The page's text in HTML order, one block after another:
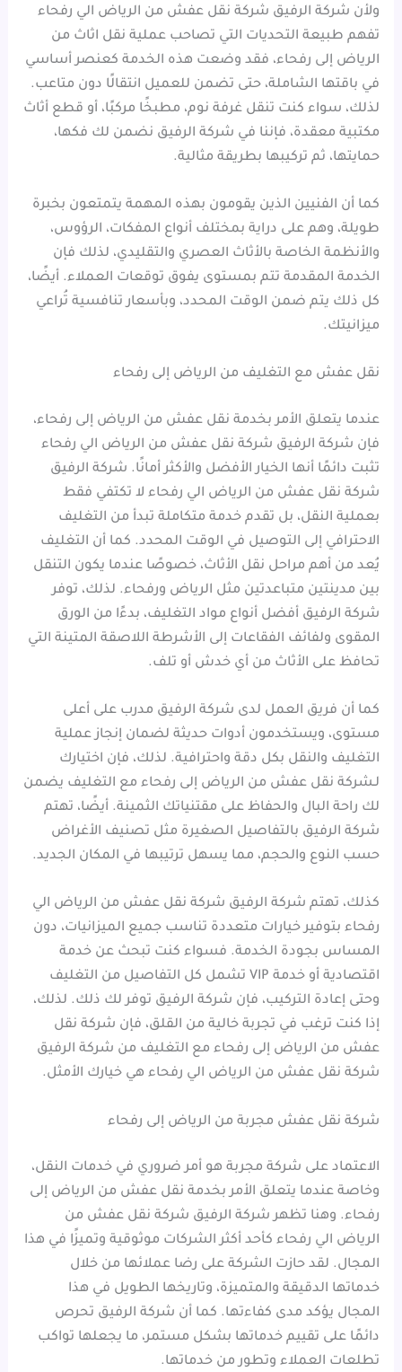
ولأن شركة الرفيق شركة نقل عفش من الرياض الي رفحاء
تفهم طبيعة التحديات التي تصاحب عملية نقل اثاث من
الرياض إلى رفحاء، فقد وضعت هذه الخدمة كعنصر أساسي
في باقتها الشاملة، حتى تضمن للعميل انتقالًا دون متاعب.
لذلك، سواء كنت تنقل غرفة نوم، مطبخًا مركبًا، أو قطع أثاث
مكتبية معقدة، فإننا في شركة الرفيق نضمن لك فكها،
حمايتها، ثم تركيبها بطريقة مثالية.
كما أن الفنيين الذين يقومون بهذه المهمة يتمتعون بخبرة
طويلة، وهم على دراية بمختلف أنواع المفكات، الرؤوس،
والأنظمة الخاصة بالأثاث العصري والتقليدي، لذلك فإن
الخدمة المقدمة تتم بمستوى يفوق توقعات العملاء. أيضًا،
كل ذلك يتم ضمن الوقت المحدد، وبأسعار تنافسية تُراعي
ميزانيتك.
نقل عفش مع التغليف من الرياض إلى رفحاء
عندما يتعلق الأمر بخدمة نقل عفش من الرياض إلى رفحاء،
فإن شركة الرفيق شركة نقل عفش من الرياض الي رفحاء
تثبت دائمًا أنها الخيار الأفضل والأكثر أمانًا. شركة الرفيق
شركة نقل عفش من الرياض الي رفحاء لا تكتفي فقط
بعملية النقل، بل تقدم خدمة متكاملة تبدأ من التغليف
الاحترافي إلى التوصيل في الوقت المحدد. كما أن التغليف
يُعد من أهم مراحل نقل الأثاث، خصوصًا عندما يكون التنقل
بين مدينتين متباعدتين مثل الرياض ورفحاء. لذلك، توفر
شركة الرفيق أفضل أنواع مواد التغليف، بدءًا من الورق
المقوى ولفائف الفقاعات إلى الأشرطة اللاصقة المتينة التي
تحافظ على الأثاث من أي خدش أو تلف.
كما أن فريق العمل لدى شركة الرفيق مدرب على أعلى
مستوى، ويستخدمون أدوات حديثة لضمان إنجاز عملية
التغليف والنقل بكل دقة واحترافية. لذلك، فإن اختيارك
لـشركة نقل عفش من الرياض إلى رفحاء مع التغليف يضمن
لك راحة البال والحفاظ على مقتنياتك الثمينة. أيضًا، تهتم
شركة الرفيق بالتفاصيل الصغيرة مثل تصنيف الأغراض
حسب النوع والحجم، مما يسهل ترتيبها في المكان الجديد.
كذلك، تهتم شركة الرفيق شركة نقل عفش من الرياض الي
رفحاء بتوفير خيارات متعددة تناسب جميع الميزانيات، دون
المساس بجودة الخدمة. فسواء كنت تبحث عن خدمة
اقتصادية أو خدمة VIP تشمل كل التفاصيل من التغليف
وحتى إعادة التركيب، فإن شركة الرفيق توفر لك ذلك. لذلك،
إذا كنت ترغب في تجربة خالية من القلق، فإن شركة نقل
عفش من الرياض إلى رفحاء مع التغليف من شركة الرفيق
شركة نقل عفش من الرياض الي رفحاء هي خيارك الأمثل.
شركة نقل عفش مجربة من الرياض إلى رفحاء
الاعتماد على شركة مجربة هو أمر ضروري في خدمات النقل،
وخاصة عندما يتعلق الأمر بخدمة نقل عفش من الرياض إلى
رفحاء. وهنا تظهر شركة الرفيق شركة نقل عفش من
الرياض الي رفحاء كأحد أكثر الشركات موثوقية وتميزًا في هذا
المجال. لقد حازت الشركة على رضا عملائها من خلال
خدماتها الدقيقة والمتميزة، وتاريخها الطويل في هذا
المجال يؤكد مدى كفاءتها. كما أن شركة الرفيق تحرص
دائمًا على تقييم خدماتها بشكل مستمر، ما يجعلها تواكب
تطلعات العملاء وتطور من خدماتها.